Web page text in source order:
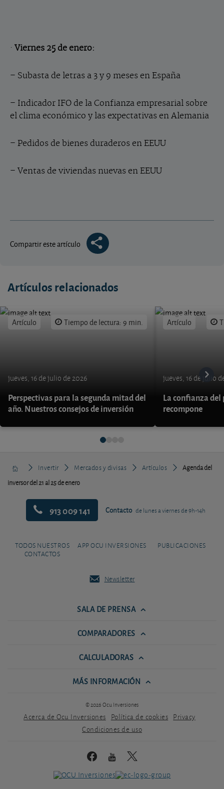
· Viernes 25 de enero:
– Subasta de letras a 3 y 9 meses en España
– Indicador IFO de la Confianza empresarial sobre
el clima económico y las expectativas en Alemania
– Pedidos de bienes duraderos en EEUU
– Ventas de viviendas nuevas en EEUU
Compartir este artículo
Artículos relacionados
Artículo Tiempo de lectura: 9 min.
jueves, 16 de julio de 2026
Perspectivas para la segunda mitad del
año. Nuestros consejos de inversión
Artículo
jueves, 16 de julio
La confianza del
recompone
Invertir Mercados y divisas Artículos
Agenda del
inversor del 21 al 25 de enero
913 009 141 Contacto de lunes a viernes de 9h-14h
TODOS NUESTROS
CONTACTOS
APP OCU INVERSIONES PUBLICACIONES
Newsletter
SALA DE PRENSA
COMPARADORES
CALCULADORAS
MÁS INFORMACIÓN
© 2026 Ocu Inversiones
Acerca de Ocu Inversiones Política de cookies Privacy
Condiciones de uso